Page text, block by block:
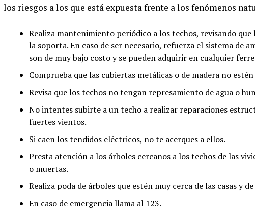
los riesgos a los que está expuesta frente a los fenómenos
Realiza mantenimiento periódico a los techos, revisando
la soporta. En caso de ser necesario, refuerza el sistema de
son de muy bajo costo y se pueden adquirir en cualquier
Comprueba que las cubiertas metálicas o de madera no
Revisa que los techos no tengan represamiento de agua o
No intentes subirte a un techo a realizar reparaciones
fuertes vientos.
Si caen los tendidos eléctricos, no te acerques a ellos.
Presta atención a los árboles cercanos a los techos de las
o muertas.
Realiza poda de árboles que estén muy cerca de las casas y
En caso de emergencia llama al 123.